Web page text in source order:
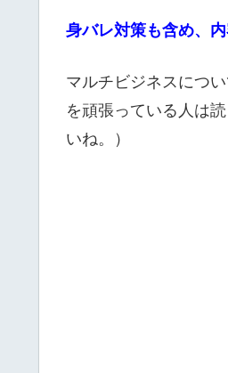
身バレ対策も含め、
マルチビジネスにつ
を頑張っている人は
いね。）